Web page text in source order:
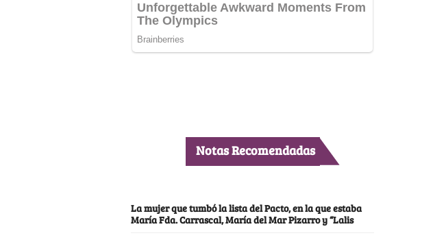
Notas Recomendadas
La mujer que tumbó la lista del Pacto, en la que estaba
María Fda. Carrascal, María del Mar Pizarro y “Lalis